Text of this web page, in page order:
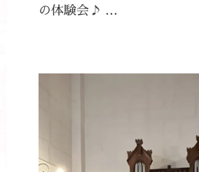
の体験会♪ …